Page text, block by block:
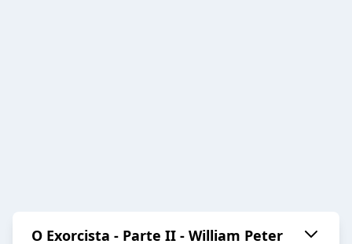
O Exorcista - Parte II - William Peter